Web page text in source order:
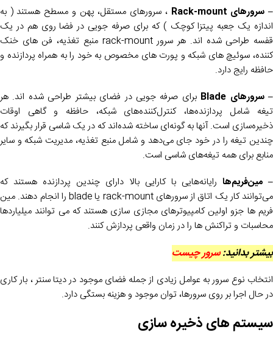
– سرورهای Rack-mount ، سرورهای مستقل، پهن و مسطح هستند ( به
اندازه یک جعبه پیتزا کوچک ) که برای صرفه جویی در فضا روی هم در یک
قفسه طراحی شده اند. هر سرور rack-mount منبع تغذیه، فن های خنک
کننده، سوئیچ های شبکه و پورت های مخصوص به خود را به همراه پردازنده و
حافظه رایج دارد.
– سرورهای Blade برای صرفه جویی در فضای بیشتر طراحی شده اند. هر
تیغه شامل پردازنده‌ها، کنترل‌کننده‌های شبکه، حافظه و گاهی اوقات
ذخیره‌سازی است. آنها به گونه‌ای ساخته شده‌اند که در یک شاسی قرار بگیرند که
چندین تیغه را در خود جای می‌دهد و شامل منبع تغذیه، مدیریت شبکه و سایر
منابع برای همه تیغه‌های شاسی است.
– مین‌فریم‌ها رایانه‌هایی با کارایی بالا دارای چندین پردازنده هستند که
می‌توانند کار یک اتاق از سرورهای rack-mount یا blade را انجام دهند. مین
فریم ها جزو اولین کامپیوترهای مجازی سازی هستند که می توانند میلیاردها
محاسبات و تراکنش ها را در زمان واقعی پردازش کنند.
بیشتر بدانید:سرور چیست
انتخاب نوع سرور به عوامل زیادی از جمله فضای موجود در دیتا سنتر ، بار کاری
در حال اجرا بر روی سرورها، توان موجود و هزینه بستگی دارد.
سیستم های ذخیره سازی